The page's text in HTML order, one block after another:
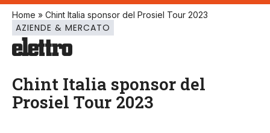
Home » Chint Italia sponsor del Prosiel Tour 2023
AZIENDE & MERCATO
Chint Italia sponsor del
Prosiel Tour 2023